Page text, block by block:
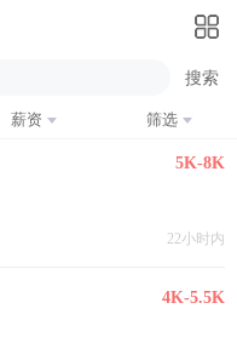
薪资 筛选
5K-8K
22小时内
4K-5.5K